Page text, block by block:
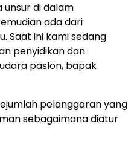
unsur di dalam
ada dari
Saat ini kami sedang
penyidikan dan
paslon, bapak
pelanggaran yang
sebagaimana diatur